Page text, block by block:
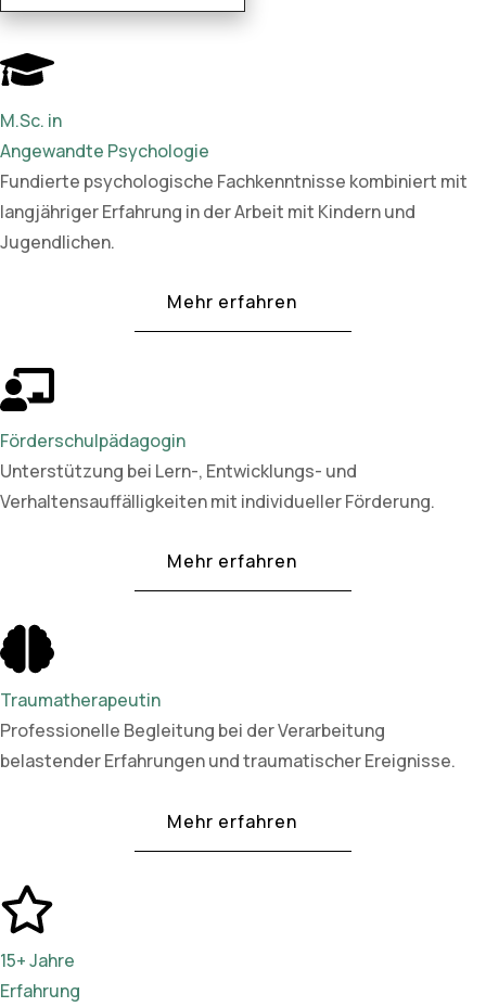
M.Sc. in
Angewandte Psychologie
Fundierte psychologische Fachkenntnisse kombiniert mit
langjähriger Erfahrung in der Arbeit mit Kindern und
Jugendlichen.
Mehr erfahren
Förderschulpädagogin
Unterstützung bei Lern-, Entwicklungs- und
Verhaltensauffälligkeiten mit individueller Förderung.
Mehr erfahren
Traumatherapeutin
Professionelle Begleitung bei der Verarbeitung
belastender Erfahrungen und traumatischer Ereignisse.
Mehr erfahren
15+ Jahre
Erfahrung